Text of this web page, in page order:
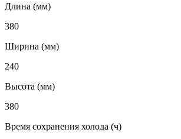
Длина (мм)
380
Ширина (мм)
240
Высота (мм)
380
Время сохранения холода (ч)